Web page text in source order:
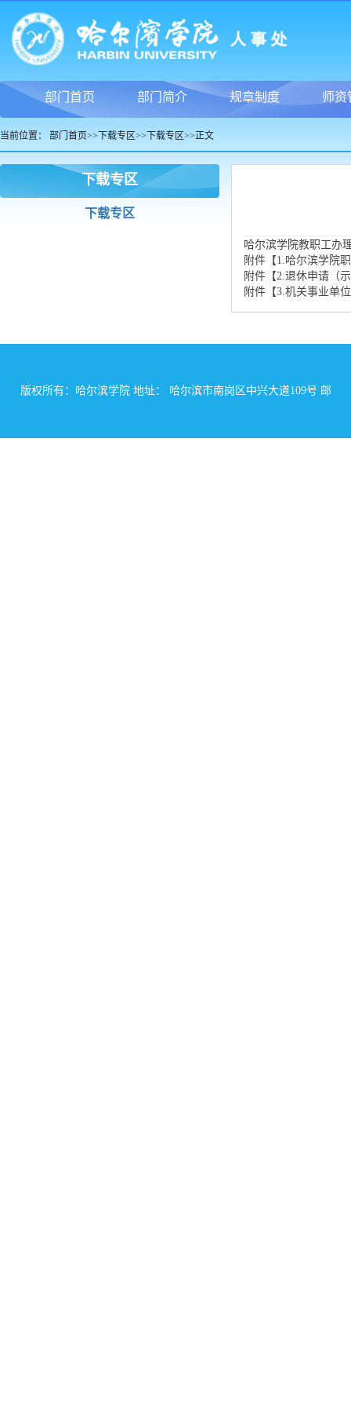
部门首页 部门简介 规章制度 师资
当前位置： 部门首页>> 下载专区>> 下载专区>>正文
下载专区
下载专区
哈尔滨学院教职工办
附件【1.哈尔滨学院
附件【2.退休申请（
附件【3.机关事业单
版权所有：哈尔滨学院 地址： 哈尔滨市南岗区中兴大道109号 邮